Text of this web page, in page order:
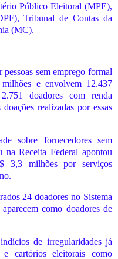
Público Eleitoral (MPE),
Tribunal de Contas da
(MC).
pessoas sem emprego formal
e envolvem 12.437
doadores com renda
realizadas por essas
sobre fornecedores sem
Receita Federal apontou
3,3 milhões por serviços
24 doadores no Sistema
como doadores de
de irregularidades já
e cartórios eleitorais como